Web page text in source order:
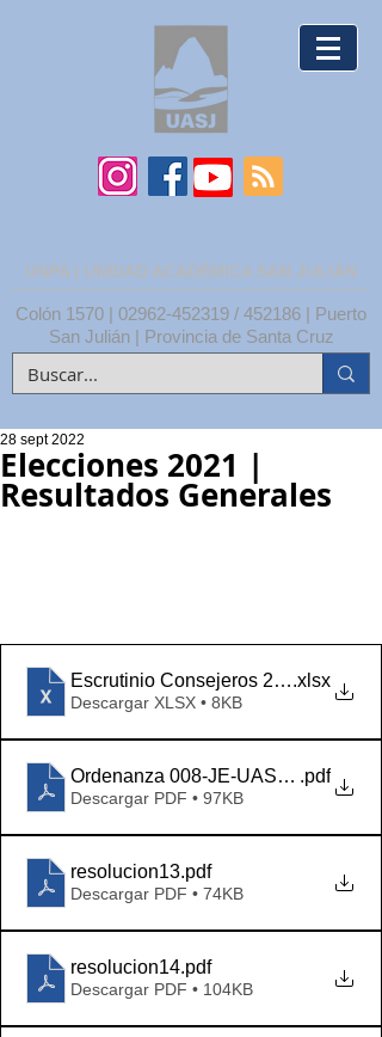
UNPA | UNIDAD ACADÉMICA SAN JULIÁN
Colón 1570 | 02962-452319 / 452186 | Puerto
San Julián | Provincia de Santa Cruz
Elecciones 2021 |
Resultados Generales
28 sept 2022
Escrutinio Consejeros 2021.xlsx
Descargar XLSX • 8KB
Ordenanza 008-JE-UASJ-2021
.pdf
Descargar PDF • 97KB
resolucion13.pdf
Descargar PDF • 74KB
resolucion14.pdf
Descargar PDF • 104KB